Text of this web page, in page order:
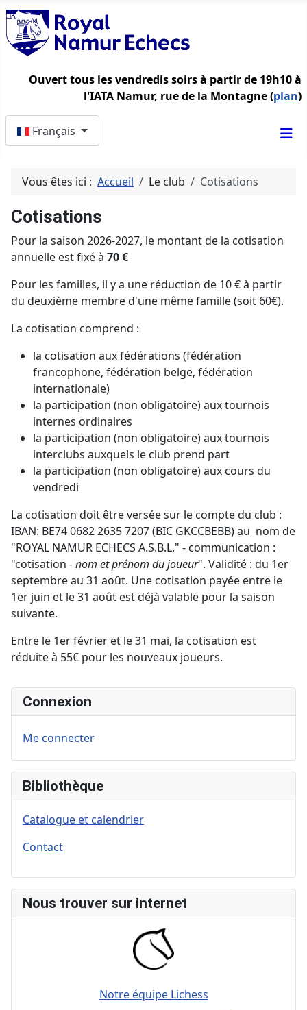
Ouvert tous les vendredis soirs à partir de 19h10 à
l'IATA Namur, rue de la Montagne (plan)
Français
Vous êtes ici : Accueil Le club Cotisations
Cotisations
Pour la saison 2026-2027, le montant de la cotisation
annuelle est fixé à 70 €
Pour les familles, il y a une réduction de 10 € à partir
du deuxième membre d'une même famille (soit 60€).
La cotisation comprend :
la cotisation aux fédérations (fédération
francophone, fédération belge, fédération
internationale)
la participation (non obligatoire) aux tournois
internes ordinaires
la participation (non obligatoire) aux tournois
interclubs auxquels le club prend part
la participation (non obligatoire) aux cours du
vendredi
La cotisation doit être versée sur le compte du club :
IBAN: BE74 0682 2635 7207 (BIC GKCCBEBB) au nom de
"ROYAL NAMUR ECHECS A.S.B.L." - communication :
"cotisation -nom et prénom du joueur". Validité : du 1er
septembre au 31 août. Une cotisation payée entre le
1er juin et le 31 août est déjà valable pour la saison
suivante.
Entre le 1er février et le 31 mai, la cotisation est
réduite à 55€ pour les nouveaux joueurs.
Connexion
Me connecter
Bibliothèque
Catalogue et calendrier
Contact
Nous trouver sur internet
Notre équipe Lichess